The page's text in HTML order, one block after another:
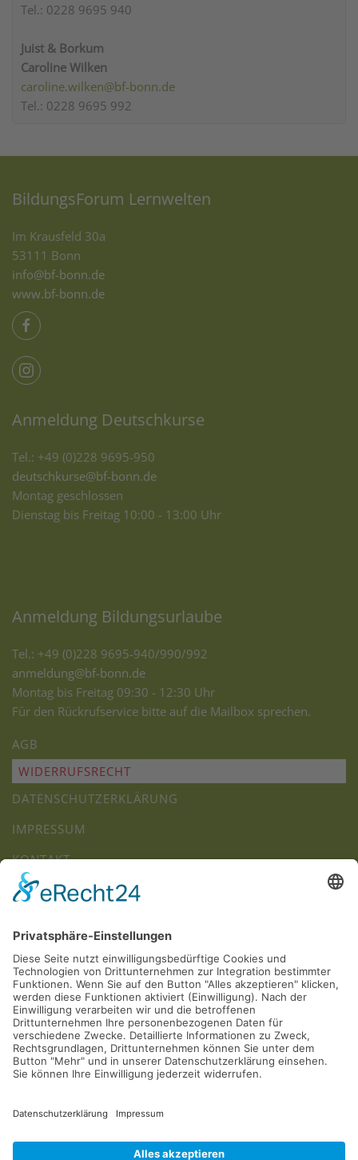
Tel.: 0228 9695 940
Juist & Borkum
Caroline Wilken
caroline.wilken@bf-bonn.de
Tel.: 0228 9695 992
BildungsForum Lernwelten
Im Krausfeld 30a
53111 Bonn
info@bf-bonn.de
www.bf-bonn.de
Anmeldung Deutschkurse
Tel.: +49 (0)228 9695-950
deutschkurse@bf-bonn.de
Montag geschlossen
Dienstag bis Freitag 10:00 - 13:00 Uhr
Anmeldung Bildungsurlaube
Tel.: +49 (0)228 9695-940/990/992
anmeldung@bf-bonn.de
Montag bis Freitag 09:30 - 12:30 Uhr
Für den Rückrufservice bitte auf die Mailbox sprechen.
AGB
WIDERRUFSRECHT
DATENSCHUTZERKLÄRUNG
IMPRESSUM
KONTAKT
JOBS
+
−